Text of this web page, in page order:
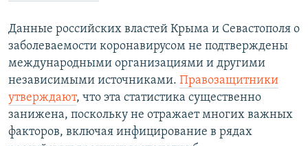
Данные российских властей Крыма и Севастополя о
заболеваемости коронавирусом не подтверждены
международными организациями и другими
независимыми источниками. Правозащитники
утверждают, что эта статистика существенно
занижена, поскольку не отражает многих важных
факторов, включая инфицирование в рядах